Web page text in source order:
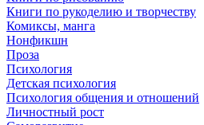
Книги по рукоделию и творчеству
Комиксы, манга
Нонфикшн
Проза
Психология
Детская психология
Психология общения и отношений
Личностный рост